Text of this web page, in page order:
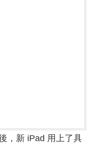
，新 iPad 用上了具